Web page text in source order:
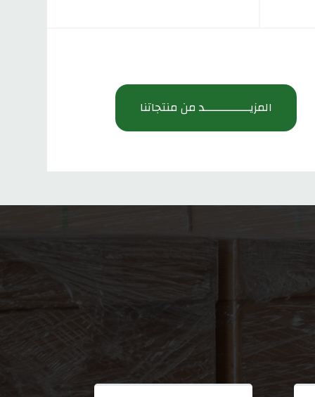
المزيـــــــــــــد من منتجاتنا